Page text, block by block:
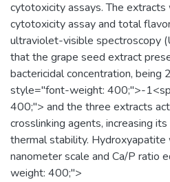
cytotoxicity assays. The extracts
cytotoxicity assay and total
ultraviolet-visible spectroscopy
that the grape seed extract
bactericidal concentration, being
style="font-weight: 400;">-
400;"> and the three extracts
crosslinking agents, increasing
thermal stability.
nanometer scale and Ca/P ratio
weight: 400;">